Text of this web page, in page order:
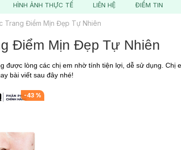
HÌNH ẢNH THỰC TẾ LIÊN HỆ ĐIỂM TIN
Trang Điểm Mịn Đẹp Tự Nhiên
Điểm Mịn Đẹp Tự Nhiên
được lòng các chị em nhờ tính tiện lợi, dễ sử dụng. Chị
bài viết sau đây nhé!
-43 %